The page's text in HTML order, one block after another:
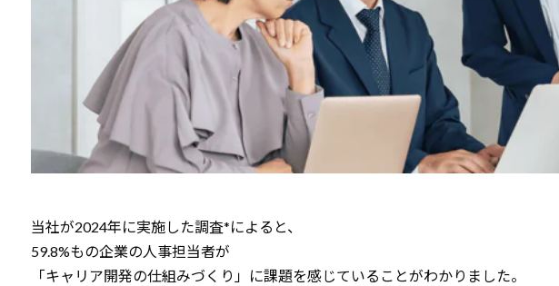
当社が2024年に実施した調査*によると、
59.8%もの企業の人事担当者が
「キャリア開発の仕組みづくり」に課題を感じていることがわかりました。